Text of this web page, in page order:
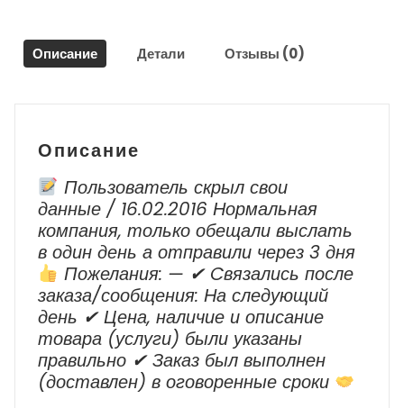
Описание Детали Отзывы (0)
Описание
Пользователь скрыл свои
данные / 16.02.2016 Нормальная
компания, только обещали выслать
в один день а отправили через 3 дня
Пожелания: — ✔ Cвязались после
заказа/сообщения: На следующий
день ✔ Цена, наличие и описание
товара (услуги) были указаны
правильно ✔ Заказ был выполнен
(доставлен) в оговоренные сроки